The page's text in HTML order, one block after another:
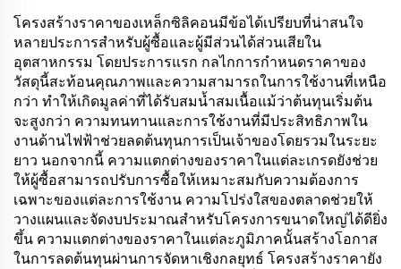
โครงสร้างราคาของเหล็กซิลิคอนมีข้อได้เปรียบที่น่าสนใจ
หลายประการสำหรับผู้ซื้อและผู้มีส่วนได้ส่วนเสียใน
อุตสาหกรรม โดยประการแรก กลไกการกำหนดราคาของ
วัสดุนี้สะท้อนคุณภาพและความสามารถในการใช้งานที่เหนือ
กว่า ทำให้เกิดมูลค่าที่ได้รับสมน้ำสมเนื้อแม้ว่าต้นทุนเริ่มต้น
จะสูงกว่า ความทนทานและการใช้งานที่มีประสิทธิภาพใน
งานด้านไฟฟ้าช่วยลดต้นทุนการเป็นเจ้าของโดยรวมในระยะ
ยาว นอกจากนี้ ความแตกต่างของราคาในแต่ละเกรดยังช่วย
ให้ผู้ซื้อสามารถปรับการซื้อให้เหมาะสมกับความต้องการ
เฉพาะของแต่ละการใช้งาน ความโปร่งใสของตลาดช่วยให้
วางแผนและจัดงบประมาณสำหรับโครงการขนาดใหญ่ได้ดียิ่ง
ขึ้น ความแตกต่างของราคาในแต่ละภูมิภาคนั้นสร้างโอกาส
ในการลดต้นทุนผ่านการจัดหาเชิงกลยุทธ์ โครงสร้างราคายัง